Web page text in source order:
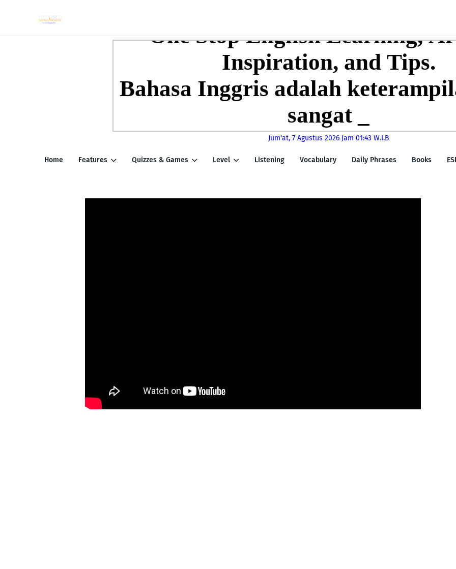
Jum'at, 7 Agustus 2026 Jam 01:43 W.I.B
Home Features Quizzes & Games Level Listening Vocabulary Daily Phrases Books